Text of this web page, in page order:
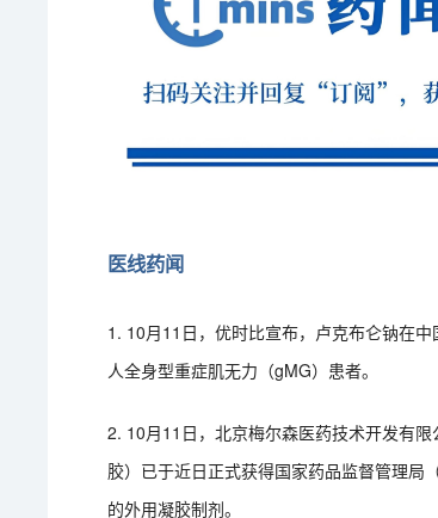
医线药闻
1. 10月11日，优时比宣布，卢克布仑钠在
人全身型重症肌无力（gMG）患者。
2. 10月11日，北京梅尔森医药技术开发有
胶）已于近日正式获得国家药品监督管理局
的外用凝胶制剂。